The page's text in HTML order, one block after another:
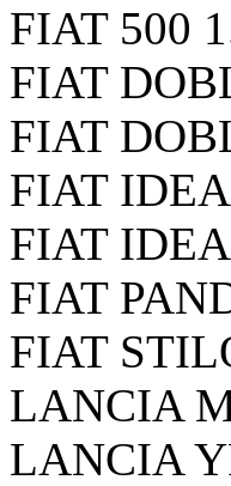
FIAT 500
FIAT
FIAT
FIAT
FIAT
FIAT
FIAT
LANCIA
LANCIA